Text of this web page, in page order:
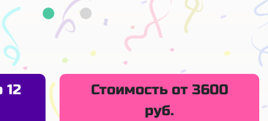
12
Стоимость от 3600
руб.